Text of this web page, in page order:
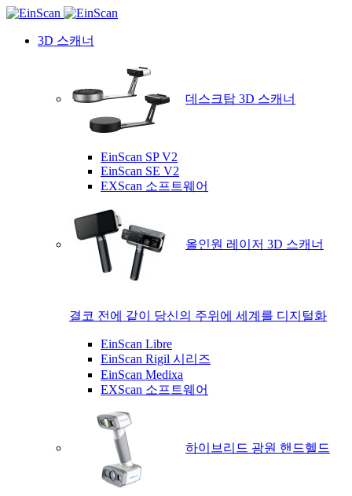
3D 스캐너
데스크탑 3D 스캐너
EinScan SP V2
EinScan SE V2
EXScan 소프트웨어
올인원 레이저 3D 스캐너
결코 전에 같이 당신의 주위에 세계를 디지털화
EinScan Libre
EinScan Rigil 시리즈
EinScan Medixa
EXScan 소프트웨어
하이브리드 광원 핸드헬드